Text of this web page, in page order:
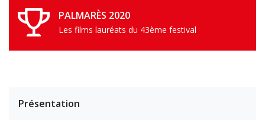
PALMARÈS 2020
Les films lauréats du 43ème festival
Présentation